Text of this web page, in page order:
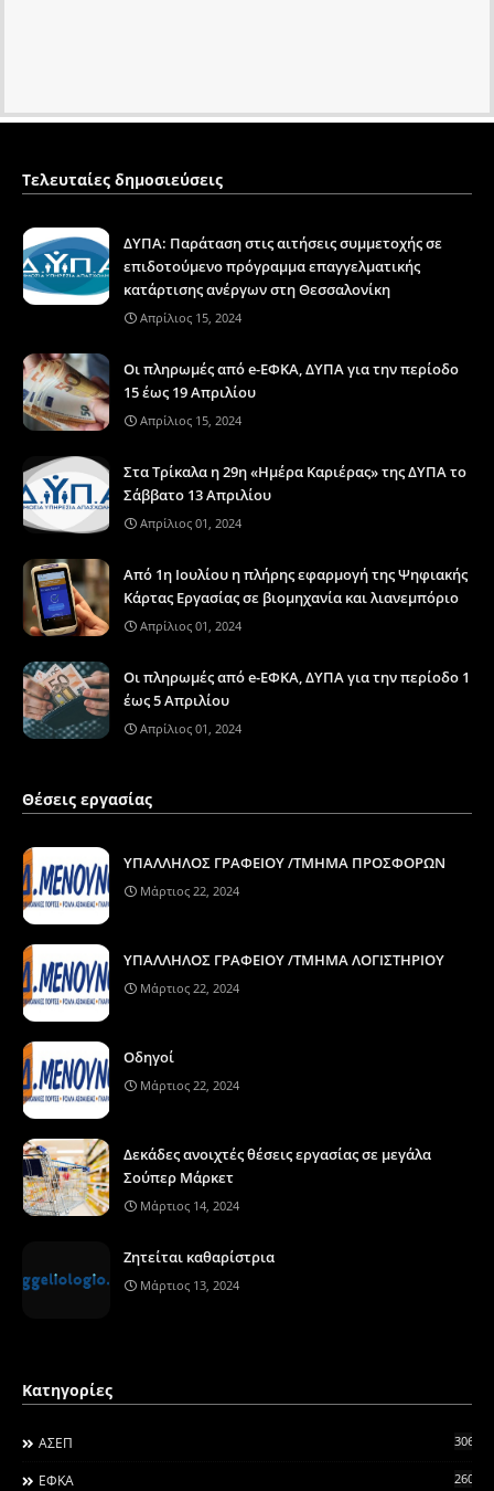
Τελευταίες δημοσιεύσεις
ΔΥΠΑ: Παράταση στις αιτήσεις συμμετοχής σε
επιδοτούμενο πρόγραμμα επαγγελματικής
κατάρτισης ανέργων στη Θεσσαλονίκη
Απρίλιος 15, 2024
Οι πληρωμές από e-ΕΦΚΑ, ΔΥΠΑ για την περίοδο
15 έως 19 Απριλίου
Απρίλιος 15, 2024
Στα Τρίκαλα η 29η «Ημέρα Καριέρας» της ΔΥΠΑ το
Σάββατο 13 Απριλίου
Απρίλιος 01, 2024
Από 1η Ιουλίου η πλήρης εφαρμογή της Ψηφιακής
Κάρτας Εργασίας σε βιομηχανία και λιανεμπόριο
Απρίλιος 01, 2024
Οι πληρωμές από e-ΕΦΚΑ, ΔΥΠΑ για την περίοδο 1
έως 5 Απριλίου
Απρίλιος 01, 2024
Θέσεις εργασίας
ΥΠΑΛΛΗΛΟΣ ΓΡΑΦΕΙΟΥ /ΤΜΗΜΑ ΠΡΟΣΦΟΡΩΝ
Μάρτιος 22, 2024
ΥΠΑΛΛΗΛΟΣ ΓΡΑΦΕΙΟΥ /ΤΜΗΜΑ ΛΟΓΙΣΤΗΡΙΟΥ
Μάρτιος 22, 2024
Οδηγοί
Μάρτιος 22, 2024
Δεκάδες ανοιχτές θέσεις εργασίας σε μεγάλα
Σούπερ Μάρκετ
Μάρτιος 14, 2024
Ζητείται καθαρίστρια
Μάρτιος 13, 2024
Κατηγορίες
ΑΣΕΠ 306
ΕΦΚΑ 260